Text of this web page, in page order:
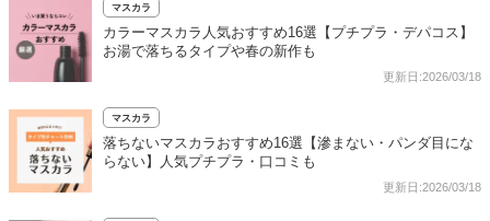
マスカラ
カラーマスカラ人気おすすめ16選【プチプラ・デパコス】
お湯で落ちるタイプや春の新作も
更新日:2026/03/18
マスカラ
落ちないマスカラおすすめ16選【滲まない・パンダ目にな
らない】人気プチプラ・口コミも
更新日:2026/03/18